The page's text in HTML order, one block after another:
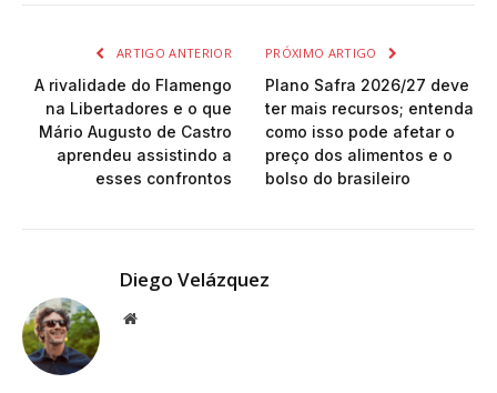
ARTIGO ANTERIOR
A rivalidade do Flamengo
na Libertadores e o que
Mário Augusto de Castro
aprendeu assistindo a
esses confrontos
PRÓXIMO ARTIGO
Plano Safra 2026/27 deve
ter mais recursos; entenda
como isso pode afetar o
preço dos alimentos e o
bolso do brasileiro
Diego Velázquez
Website